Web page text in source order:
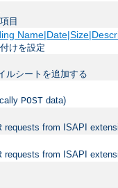
目
けを設定
ルシートを追加する
POST data)
requests from ISAPI
requests from ISAPI